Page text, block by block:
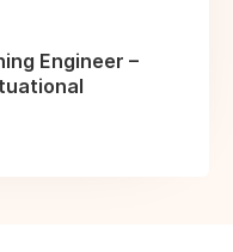
Engineer –